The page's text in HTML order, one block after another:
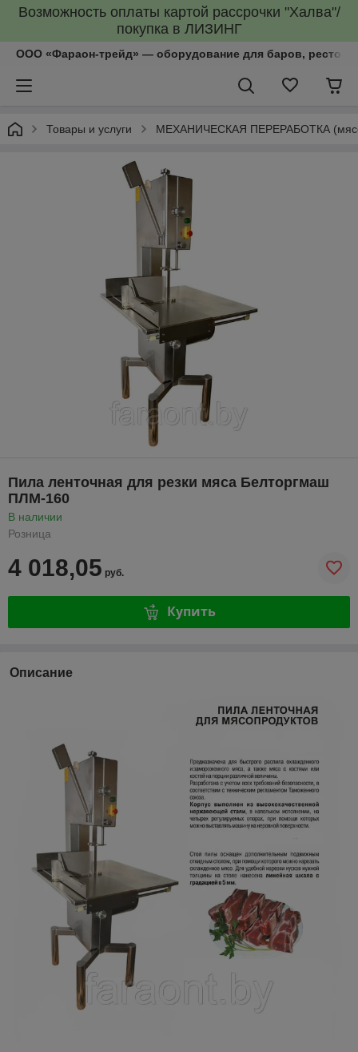
Возможность оплаты картой рассрочки "Халва"/
покупка в ЛИЗИНГ
ООО «Фараон-трейд»‎ — оборудование для баров,
Товары и услуги МЕХАНИЧЕСКАЯ ПЕРЕРАБОТКА
Пила ленточная для резки мяса Белторгмаш
ПЛМ-160
В наличии
Розница
4 018,05 руб.
Купить
Описание